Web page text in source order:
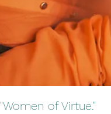
"Women of Virtue."